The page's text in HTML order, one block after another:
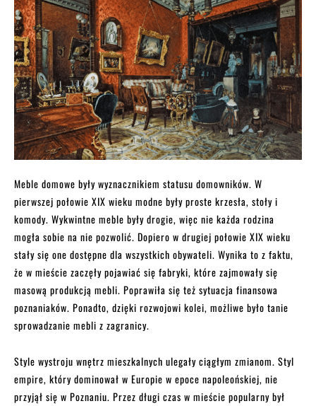
Meble domowe były wyznacznikiem statusu domowników. W
pierwszej połowie XIX wieku modne były proste krzesła, stoły i
komody. Wykwintne meble były drogie, więc nie każda rodzina
mogła sobie na nie pozwolić. Dopiero w drugiej połowie XIX wieku
stały się one dostępne dla wszystkich obywateli. Wynika to z faktu,
że w mieście zaczęły pojawiać się fabryki, które zajmowały się
masową produkcją mebli. Poprawiła się też sytuacja finansowa
poznaniaków. Ponadto, dzięki rozwojowi kolei, możliwe było tanie
sprowadzanie mebli z zagranicy.
Style wystroju wnętrz mieszkalnych ulegały ciągłym zmianom. Styl
empire, który dominował w Europie w epoce napoleońskiej, nie
przyjął się w Poznaniu. Przez długi czas w mieście popularny był